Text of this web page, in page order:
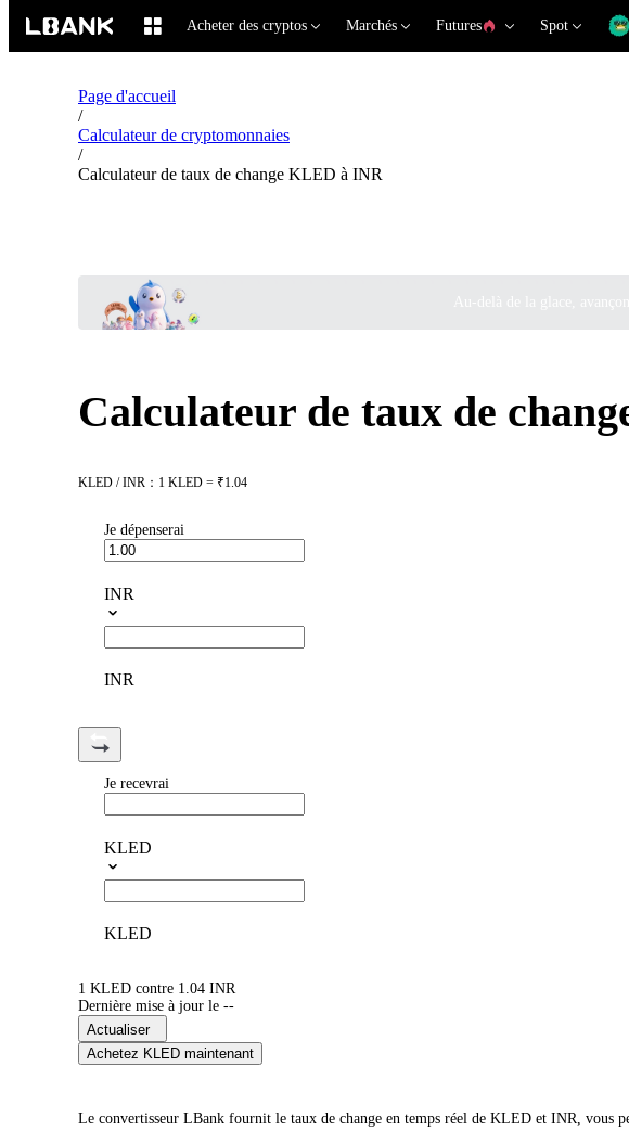
Acheter des cryptos Marchés Futures Spot
Page d'accueil
/
Calculateur de cryptomonnaies
/
Calculateur de taux de change KLED à INR
Au-delà de la glace,
Calculateur de taux de
KLED / INR：1 KLED = ₹1.04
Je dépenserai
INR
INR
Je recevrai
KLED
KLED
1 KLED contre 1.04 INR
Dernière mise à jour le --
Actualiser
Achetez KLED maintenant
Le convertisseur LBank fournit le taux de change en temps réel de KLED et INR,